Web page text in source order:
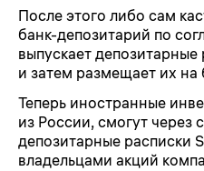
После этого либо сам
банк-депозитарий по
выпускает депозитарные
и затем размещает их
Теперь иностранные
из России, смогут через
депозитарные расписки
владельцами акций